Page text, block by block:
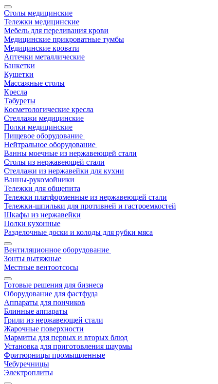
Столы медицинские
Тележки медицинские
Мебель для переливания крови
Медицинские прикроватные тумбы
Медицинские кровати
Аптечки металлические
Банкетки
Кушетки
Массажные столы
Кресла
Табуреты
Косметологические кресла
Стеллажи медицинские
Полки медицинские
Пищевое оборудование
Нейтральное оборудование
Ванны моечные из нержавеющей стали
Столы из нержавеющей стали
Стеллажи из нержавейки для кухни
Ванны-рукомойники
Тележки для общепита
Тележки платформенные из нержавеющей стали
Тележки-шпильки для противней и гастроемкостей
Шкафы из нержавейки
Полки кухонные
Разделочные доски и колоды для рубки мяса
Вентиляционное оборудование
Зонты вытяжные
Местные вентоотсосы
Готовые решения для бизнеса
Оборудование для фастфуда
Аппараты для пончиков
Блинные аппараты
Грили из нержавеющей стали
Жарочные поверхности
Мармиты для первых и вторых блюд
Установка для приготовления шаурмы
Фритюрницы промышленные
Чебуречницы
Электроплиты